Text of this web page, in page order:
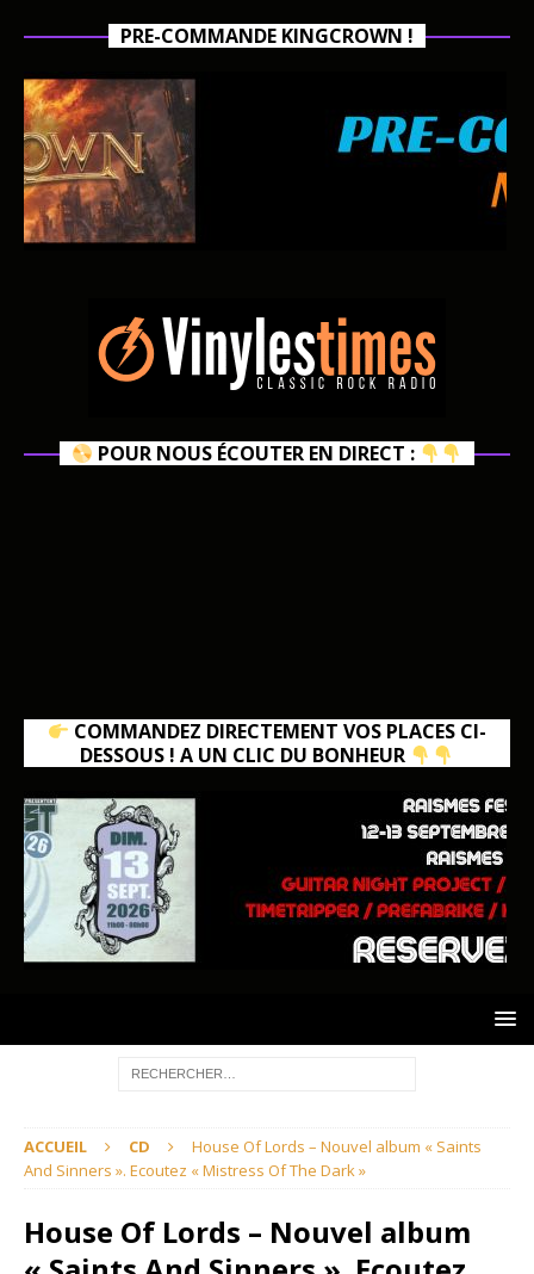
PRE-COMMANDE KINGCROWN !
POUR NOUS ÉCOUTER EN DIRECT :
COMMANDEZ DIRECTEMENT VOS PLACES CI-
DESSOUS ! A UN CLIC DU BONHEUR
ACCUEIL CD
House Of Lords – Nouvel album « Saints
And Sinners ». Ecoutez « Mistress Of The Dark »
House Of Lords – Nouvel album